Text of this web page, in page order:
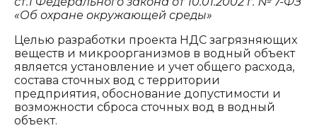
«Об охране окружающей среды»
Целью разработки проекта НДС загрязняющих
веществ и микроорганизмов в водный объект
является установление и учет общего расхода,
состава сточных вод с территории
предприятия, обоснование допустимости и
возможности сброса сточных вод в водный
объект.